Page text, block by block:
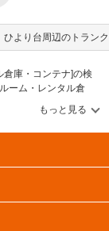
ひより台周辺のトラン
庫・コンテナ]の検
ーム・レンタル倉
域から探して、広
れ可能などの希望条件
ペースを簡単に探せ
ランクルームを見つ